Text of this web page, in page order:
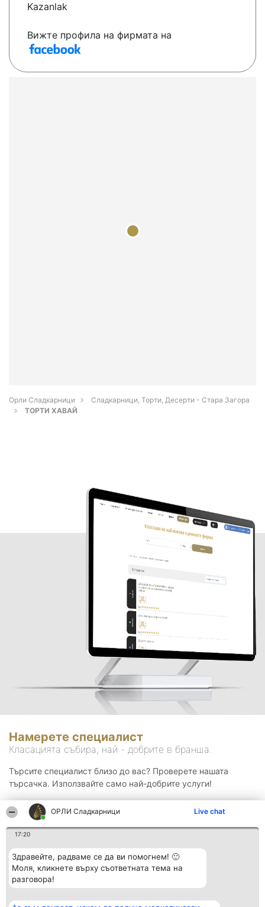
ОРЛИ Сладкарници Live chat
17:20
Здравейте, радваме се да ви помогнем! 🙂
Моля, кликнете върху съответната тема на
разговора!
Kazanlak
Вижте профила на фирмата на
Орли Сладкарници
Сладкарници, Торти, Десерти - Стара Загора
ТОРТИ ХАВАЙ
Намерете специалист
Класацията събира, най - добрите в бранша.
Търсите специалист близо до вас? Проверете нашата
търсачка. Използвайте само най-добрите услуги!